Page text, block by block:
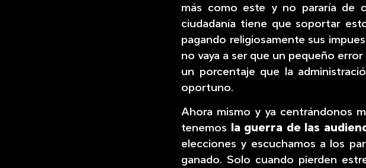
más como este y no pararía de
ciudadanía tiene que soportar
pagando religiosamente sus
no vaya a ser que un pequeño
un porcentaje que la
oportuno.
Ahora mismo y ya centrándonos
tenemos
la guerra de las
elecciones y escuchamos a los
ganado. Solo cuando pierden